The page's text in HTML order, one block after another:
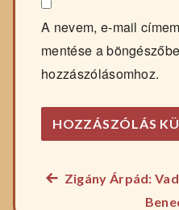
A nevem, e-mail
mentése a
hozzászólásomhoz.
Bejegyzés
Előző
Zigány Árpád: